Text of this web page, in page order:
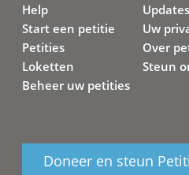
Help
Start een petitie
Petities
Loketten
Beheer uw petities
Updates
Uw
Over
Steun
Doneer en steun